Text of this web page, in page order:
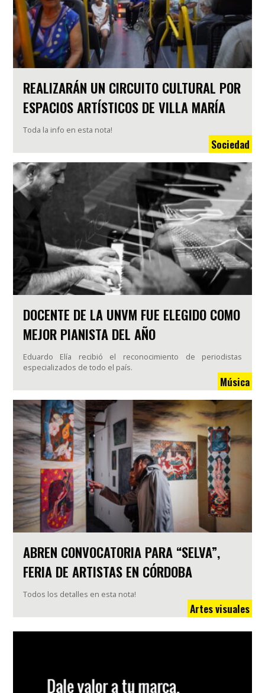
REALIZARÁN UN CIRCUITO CULTURAL POR
ESPACIOS ARTÍSTICOS DE VILLA MARÍA
Toda la info en esta nota!
Sociedad
DOCENTE DE LA UNVM FUE ELEGIDO COMO
MEJOR PIANISTA DEL AÑO
Eduardo Elía recibió el reconocimiento de periodistas
especializados de todo el país.
Música
ABREN CONVOCATORIA PARA “SELVA”,
FERIA DE ARTISTAS EN CÓRDOBA
Todos los detalles en esta nota!
Artes visuales